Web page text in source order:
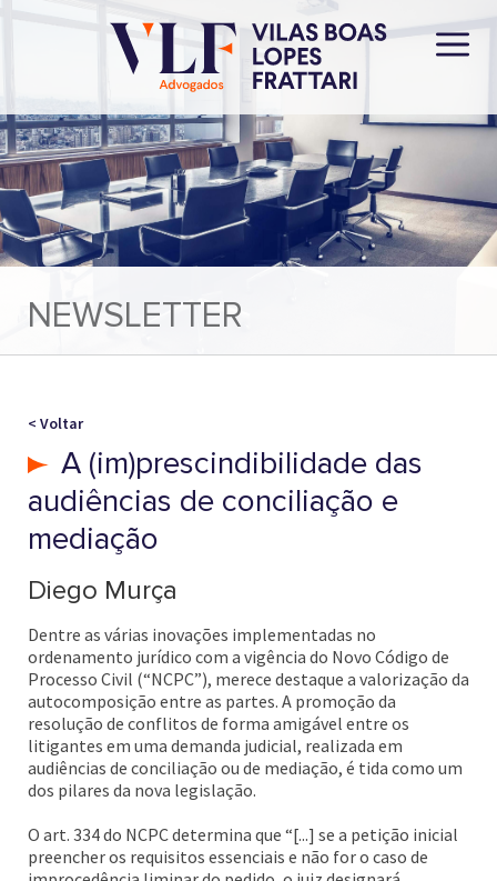
NEWSLETTER
< Voltar
A (im)prescindibilidade das
audiências de conciliação e
mediação
Diego Murça
Dentre as várias inovações implementadas no
ordenamento jurídico com a vigência do Novo Código de
Processo Civil (“NCPC”), merece destaque a valorização da
autocomposição entre as partes. A promoção da
resolução de conflitos de forma amigável entre os
litigantes em uma demanda judicial, realizada em
audiências de conciliação ou de mediação, é tida como um
dos pilares da nova legislação.
O art. 334 do NCPC determina que “[...] se a petição inicial
preencher os requisitos essenciais e não for o caso de